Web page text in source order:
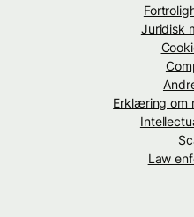
Juridisk
Erklæring om
Law